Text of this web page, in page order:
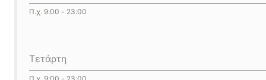
Π.χ. 9:00 - 23:00
Τετάρτη